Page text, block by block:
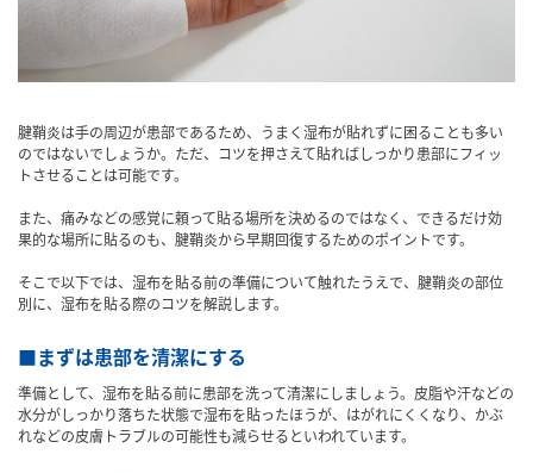
腱鞘炎は手の周辺が患部であるため、うまく湿布が貼れずに困ることも多い
のではないでしょうか。ただ、コツを押さえて貼ればしっかり患部にフィッ
トさせることは可能です。
また、痛みなどの感覚に頼って貼る場所を決めるのではなく、できるだけ効
果的な場所に貼るのも、腱鞘炎から早期回復するためのポイントです。
そこで以下では、湿布を貼る前の準備について触れたうえで、腱鞘炎の部位
別に、湿布を貼る際のコツを解説します。
■まずは患部を清潔にする
準備として、湿布を貼る前に患部を洗って清潔にしましょう。皮脂や汗などの
水分がしっかり落ちた状態で湿布を貼ったほうが、はがれにくくなり、かぶ
れなどの皮膚トラブルの可能性も減らせるといわれています。